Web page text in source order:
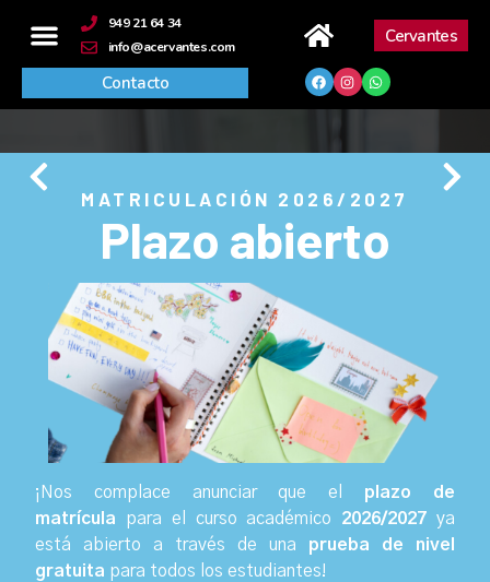
949 21 64 34
info@acervantes.com
Cervantes
Contacto
MATRICULACIÓN 2026/2027
Plazo abierto
¡Nos complace anunciar que el plazo de
matrícula para el curso académico 2026/2027 ya
está abierto a través de una prueba de nivel
gratuita para todos los estudiantes!